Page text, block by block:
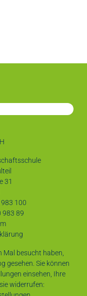
31
100
983 89
Mal besucht haben,
gesehen. Sie können
einsehen, Ihre
widerrufen: